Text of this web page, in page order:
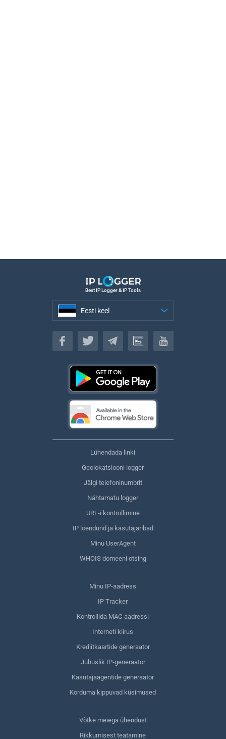
Best IP Logger & IP Tools
Eesti keel
Eesti keel
Lühendada linki
Geolokatsiooni logger
Jälgi telefoninumbrit
Nähtamatu logger
URL-i kontrollimine
IP loendurid ja kasutajaribad
Minu UserAgent
WHOIS domeeni otsing
Minu IP-aadress
IP Tracker
Kontrollida MAC-aadressi
Interneti kiirus
Krediitkaartide generaator
Juhuslik IP-generaator
Kasutajaagentide generaator
Korduma kippuvad küsimused
Võtke meiega ühendust
Rikkumisest teatamine